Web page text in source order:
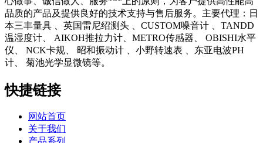
品质的产品及提供良好的技术支持与售后服务。主要代理：日
本三丰量具 、英国雷尼绍测头 、CUSTOM噪音计 、TANDD
温湿度计、 AIKOH推拉力计、METRO传感器、 OBISHI水平
仪、 NCK卡规、 昭和振动计 、小野转速表 、东亚电波PH
计、 菊池光学显微镜等。
快捷链接
网站首页
关于我们